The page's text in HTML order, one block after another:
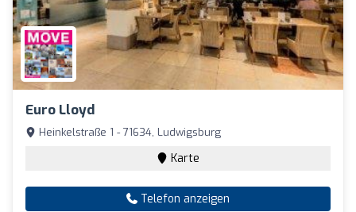
Euro Lloyd
Heinkelstraße 1 - 71634, Ludwigsburg
Karte
Telefon anzeigen